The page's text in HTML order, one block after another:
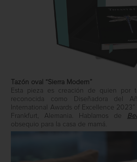
Tazón oval “Sierra Modern”
Esta pieza es creación de quien por
reconocida como Diseñadora del
International Awards of Excellence
Frankfurt, Alemania. Hablamos de
obsequio para la casa de mamá.